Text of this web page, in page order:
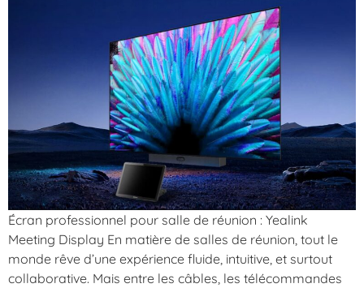
Écran professionnel pour salle de réunion : Yealink
Meeting Display En matière de salles de réunion, tout le
monde rêve d’une expérience fluide, intuitive, et surtout
collaborative. Mais entre les câbles, les télécommandes